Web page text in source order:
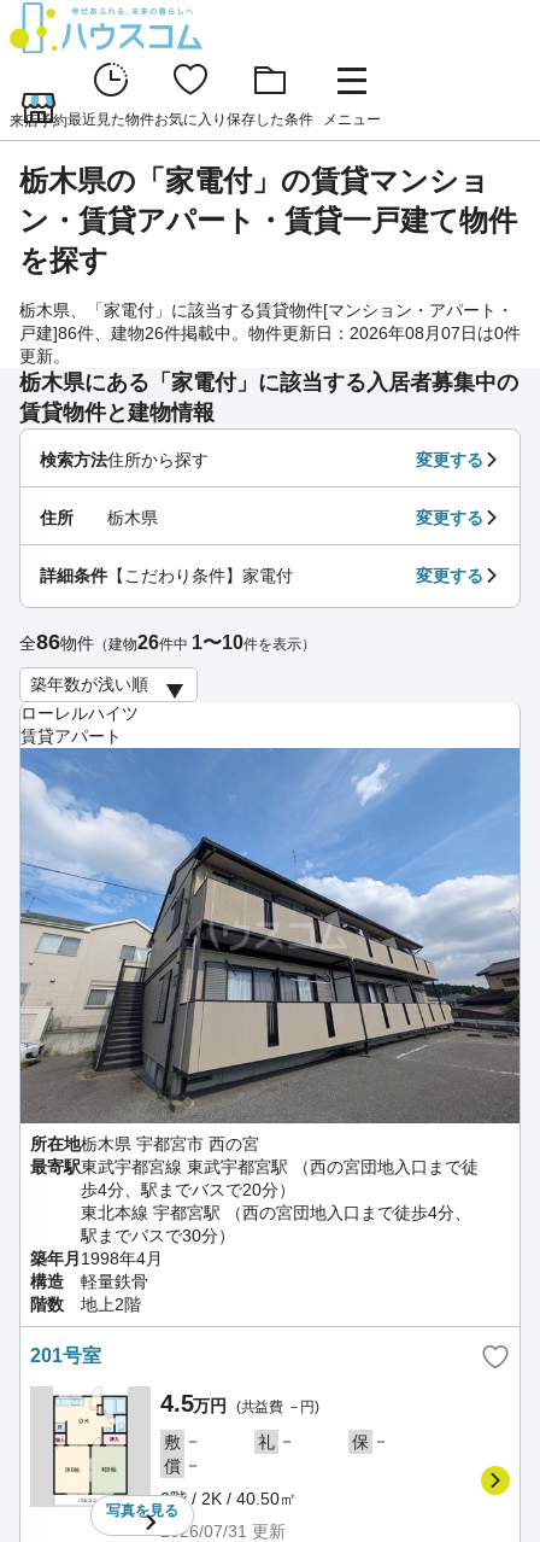
来店予約最近見た物件お気に入り 保存した条件 メニュー
栃木県の「家電付」の賃貸マンショ
ン・賃貸アパート・賃貸一戸建て物件
を探す
栃木県、「家電付」に該当する賃貸物件[マンション・アパート・
戸建]86件、建物26件掲載中。物件更新日：2026年08月07日は0件
更新。
栃木県にある「家電付」に該当する入居者募集中の
賃貸物件と建物情報
ローレルハイツ
賃貸アパート
所在地栃木県 宇都宮市 西の宮
最寄駅東武宇都宮線 東武宇都宮駅 （西の宮団地入口まで徒
歩4分、駅までバスで20分）
東北本線 宇都宮駅 （西の宮団地入口まで徒歩4分、
駅までバスで30分）
築年月 1998年4月
構造
軽量鉄骨
階数
地上2階
201号室
写真を見る
4.5万円 (共益費 －円)
敷 － 礼 － 保 －
償 －
2階 / 2K / 40.50㎡
2026/07/31 更新
検索方法住所から探す 変更する
住所 栃木県 変更する
詳細条件 【こだわり条件】家電付 変更する
全86物件 （建物26件中 1〜10件を表示）